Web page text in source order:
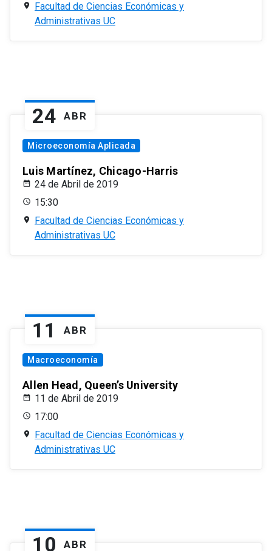
Facultad de Ciencias Económicas y
Administrativas UC
24 ABR
Microeconomía Aplicada
Luis Martínez, Chicago-Harris
24 de Abril de 2019
15:30
Facultad de Ciencias Económicas y
Administrativas UC
11 ABR
Macroeconomía
Allen Head, Queen’s University
11 de Abril de 2019
17:00
Facultad de Ciencias Económicas y
Administrativas UC
10 ABR